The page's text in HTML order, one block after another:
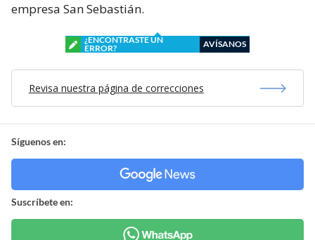
Minvu.
Luego de jurar ante el Poder Judicial, Berríos Pozas
tendrá un plazo de 30 días para ejecutar un informe
acabado sobre las construcciones a cargo de la
empresa San Sebastián.
Revisa nuestra página de correcciones